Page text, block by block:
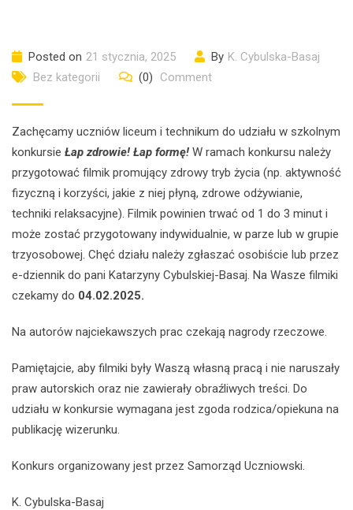
Posted on 21 stycznia, 2025 By K. Cybulska-Basaj
Bez kategorii
(0) Comment
Zachęcamy uczniów liceum i technikum do udziału w szkolnym
konkursie Łap zdrowie! Łap formę! W ramach konkursu należy
przygotować filmik promujący zdrowy tryb życia (np. aktywność
fizyczną i korzyści, jakie z niej płyną, zdrowe odżywianie,
techniki relaksacyjne). Filmik powinien trwać od 1 do 3 minut i
może zostać przygotowany indywidualnie, w parze lub w grupie
trzyosobowej. Chęć działu należy zgłaszać osobiście lub przez
e-dziennik do pani Katarzyny Cybulskiej-Basaj. Na Wasze filmiki
czekamy do 04.02.2025.
Na autorów najciekawszych prac czekają nagrody rzeczowe.
Pamiętajcie, aby filmiki były Waszą własną pracą i nie naruszały
praw autorskich oraz nie zawierały obraźliwych treści. Do
udziału w konkursie wymagana jest zgoda rodzica/opiekuna na
publikację wizerunku.
Konkurs organizowany jest przez Samorząd Uczniowski.
K. Cybulska-Basaj